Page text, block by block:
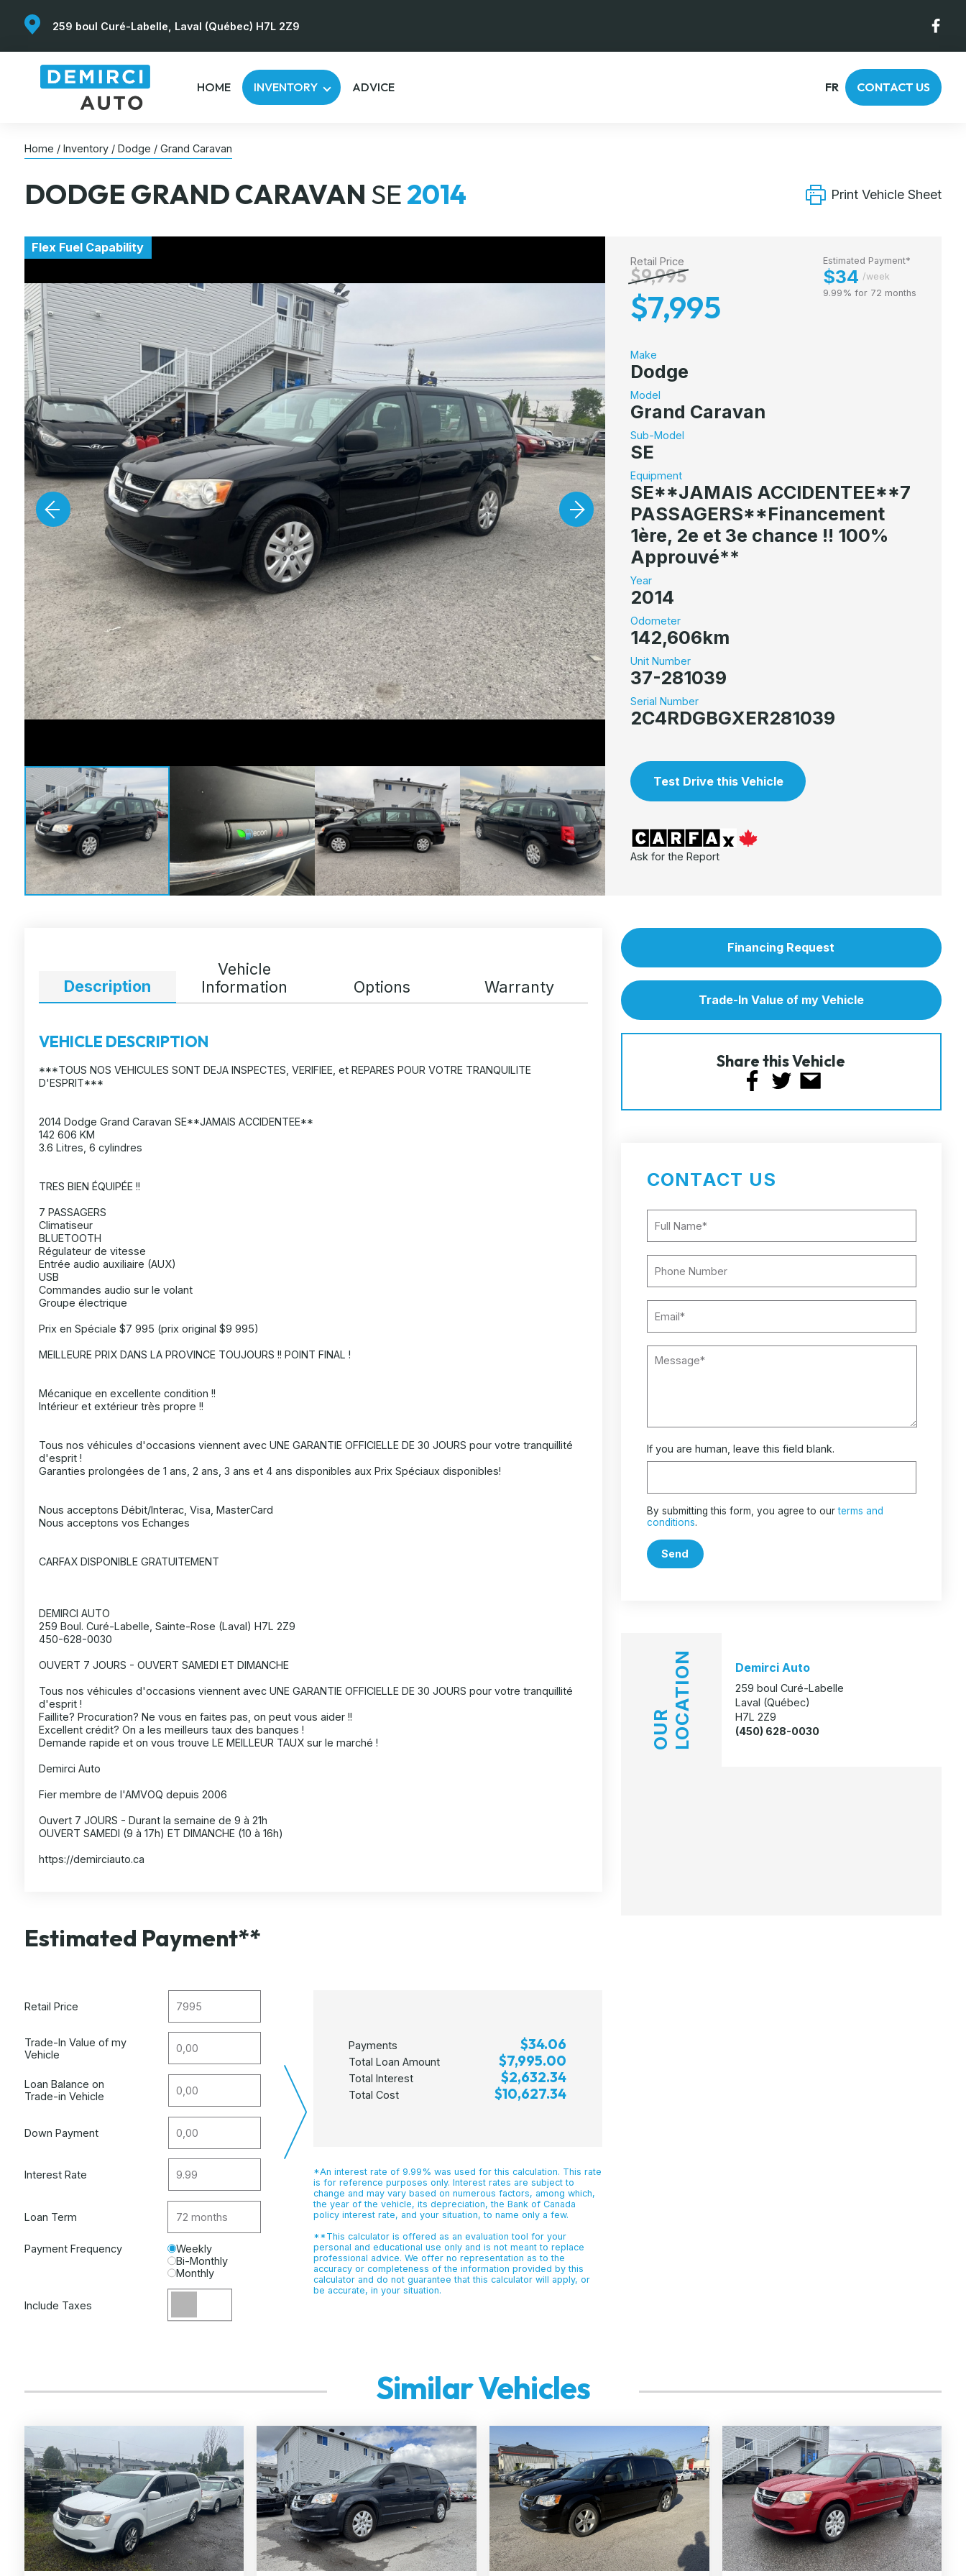
259 boul Curé-Labelle, Laval (Québec) H7L 2Z9
HOME INVENTORY ADVICE FR CONTACT US
Home / Inventory / Dodge / Grand Caravan
DODGE GRAND CARAVAN SE2014 Print Vehicle Sheet
Flex Fuel Capability
Retail Price
$9,995
$7,995
Estimated Payment*
$34 /week
9.99% for 72 months
Make
Dodge
Model
Grand Caravan
Sub-Model
SE
Equipment
SE**JAMAIS ACCIDENTEE**7
PASSAGERS**Financement
1ère, 2e et 3e chance !! 100%
Approuvé**
Year
2014
Odometer
142,606km
Unit Number
37-281039
Serial Number
2C4RDGBGXER281039
Test Drive this Vehicle
Ask for the Report
Description
Vehicle
Information
Options Warranty
VEHICLE DESCRIPTION
***TOUS NOS VEHICULES SONT DEJA INSPECTES, VERIFIEE, et REPARES POUR VOTRE TRANQUILITE
D'ESPRIT***
2014 Dodge Grand Caravan SE**JAMAIS ACCIDENTEE**
142 606 KM
3.6 Litres, 6 cylindres
TRES BIEN ÉQUIPÉE !!
7 PASSAGERS
Climatiseur
BLUETOOTH
Régulateur de vitesse
Entrée audio auxiliaire (AUX)
USB
Commandes audio sur le volant
Groupe électrique
Prix en Spéciale $7 995 (prix original $9 995)
MEILLEURE PRIX DANS LA PROVINCE TOUJOURS !! POINT FINAL !
Mécanique en excellente condition !!
Intérieur et extérieur très propre !!
Tous nos véhicules d'occasions viennent avec UNE GARANTIE OFFICIELLE DE 30 JOURS pour votre tranquillité
d'esprit !
Garanties prolongées de 1 ans, 2 ans, 3 ans et 4 ans disponibles aux Prix Spéciaux disponibles!
Nous acceptons Débit/Interac, Visa, MasterCard
Nous acceptons vos Echanges
CARFAX DISPONIBLE GRATUITEMENT
DEMIRCI AUTO
259 Boul. Curé-Labelle, Sainte-Rose (Laval) H7L 2Z9
450-628-0030
OUVERT 7 JOURS - OUVERT SAMEDI ET DIMANCHE
Tous nos véhicules d'occasions viennent avec UNE GARANTIE OFFICIELLE DE 30 JOURS pour votre tranquillité
d'esprit !
Faillite? Procuration? Ne vous en faites pas, on peut vous aider !!
Excellent crédit? On a les meilleurs taux des banques !
Demande rapide et on vous trouve LE MEILLEUR TAUX sur le marché !
Demirci Auto
Fier membre de l'AMVOQ depuis 2006
Ouvert 7 JOURS - Durant la semaine de 9 à 21h
OUVERT SAMEDI (9 à 17h) ET DIMANCHE (10 à 16h)
https://demirciauto.ca
Estimated Payment**
Retail Price
Trade-In Value of my
Vehicle
Loan Balance on
Trade-in Vehicle
Down Payment
Interest Rate
Loan Term
Payment Frequency
Weekly
Bi-Monthly
Monthly
Include Taxes
Payments $34.06
Total Loan Amount $7,995.00
Total Interest $2,632.34
Total Cost $10,627.34
*An interest rate of 9.99% was used for this calculation. This rate
is for reference purposes only. Interest rates are subject to
change and may vary based on numerous factors, among which,
the year of the vehicle, its depreciation, the Bank of Canada
policy interest rate, and your situation, to name only a few.
**This calculator is offered as an evaluation tool for your
personal and educational use only and is not meant to replace
professional advice. We offer no representation as to the
accuracy or completeness of the information provided by this
calculator and do not guarantee that this calculator will apply, or
be accurate, in your situation.
Financing Request
Trade-In Value of my Vehicle
Share this Vehicle
CONTACT US
If you are human, leave this field blank.
By submitting this form, you agree to ourterms and
conditions.
Send
OUR LOCATION Demirci Auto
259 boul Curé-Labelle
Laval (Québec)
H7L 2Z9
(450) 628-0030
Similar Vehicles